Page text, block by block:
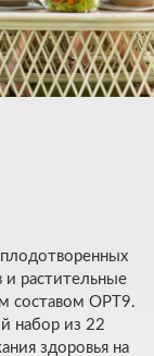
растительные
составом OPT9.
набор из 22
здоровья на